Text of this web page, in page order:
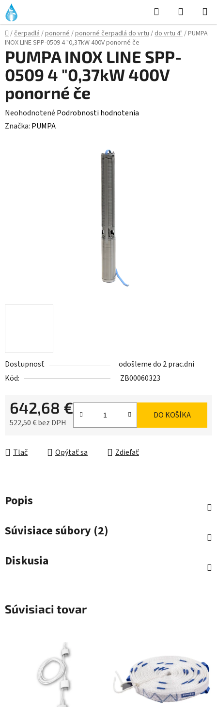
Prejsť
na
obsah
Hľadať
KOŠÍK
Domov
/čerpadlá/ponorné/ponorné čerpadlá do vrtu/do vrtu 4"/PUMPA
INOX LINE SPP-0509 4 "0,37kW 400V ponorné če
Dostupnosť
odošleme do 2 prac.dní
Kód:
ZB00060323
642,68 €
522,50 € bez DPH
DO KOŠÍKA
Tlač Opýtať sa Zdieľať
PUMPA INOX LINE SPP-
0509 4 "0,37kW 400V
ponorné če
Priemerné
hodnotenie
Neohodnotené Podrobnosti hodnotenia
Značka: PUMPA
Popis
Súvisiace súbory (2)
Diskusia
Súvisiaci tovar